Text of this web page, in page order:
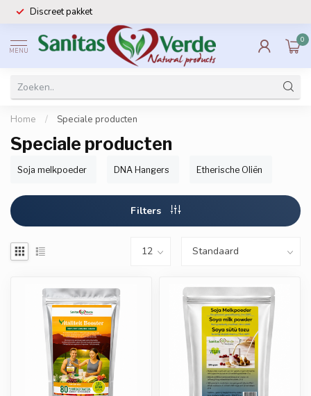
Discreet pakket
MENU
0
Home / Speciale producten
Speciale producten
Soja melkpoeder DNA Hangers Etherische Oliën
Filters